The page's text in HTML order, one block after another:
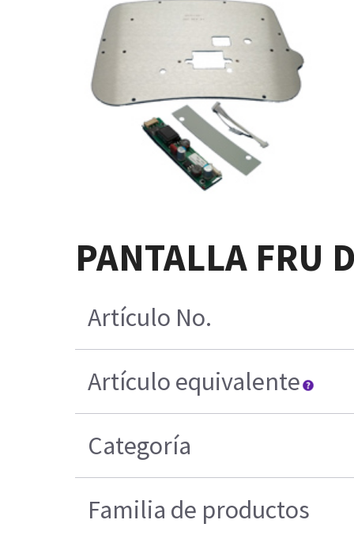
PANTALLA FRU
Artículo No.
Artículo equivalente
Categoría
Familia de productos